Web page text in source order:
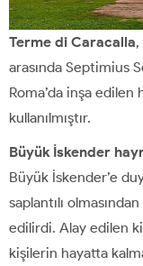
Terme di Caracalla,
arasında Septimius
Roma’da inşa edilen
kullanılmıştır.
Büyük İskender
Büyük İskender’e
saplantılı
edilirdi. Alay edilen
kişilerin hayatta